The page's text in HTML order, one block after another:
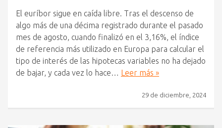
El euríbor sigue en caída libre. Tras el descenso de
algo más de una décima registrado durante el pasado
mes de agosto, cuando finalizó en el 3,16%, el índice
de referencia más utilizado en Europa para calcular el
tipo de interés de las hipotecas variables no ha dejado
de bajar, y cada vez lo hace…
Leer más »
29 de diciembre, 2024